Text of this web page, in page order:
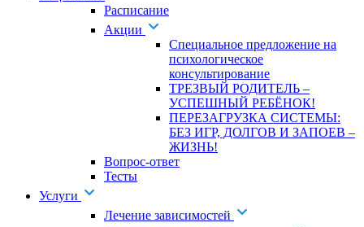
Расписание
Акции
Специальное предложение на
психологическое
консультирование
ТРЕЗВЫЙ РОДИТЕЛЬ –
УСПЕШНЫЙ РЕБЁНОК!
ПЕРЕЗАГРУЗКА СИСТЕМЫ:
БЕЗ ИГР, ДОЛГОВ И ЗАПОЕВ –
ЖИЗНЬ!
Вопрос-ответ
Тесты
Услуги
Лечение зависимостей